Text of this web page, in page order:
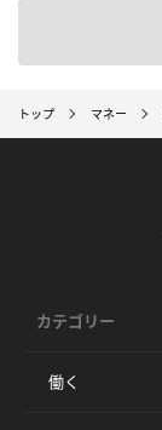
トップ マネー
カテゴリー
働く